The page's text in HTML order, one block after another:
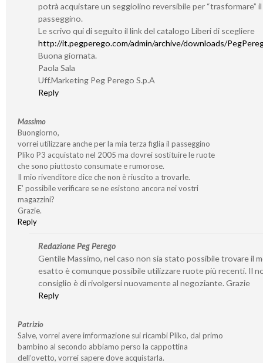
potrà acquistare un seggiolino reversibile per “trasformare”
passeggino.
Le scrivo qui di seguito il link del catalogo Liberi di scegliere
http://it.pegperego.com/admin/archive/downloads/
Buona giornata.
Paola Sala
Uff.Marketing Peg Perego S.p.A
Reply
Massimo
Buongiorno,
vorrei utilizzare anche per la mia terza figlia il passeggino
Pliko P3 acquistato nel 2005 ma dovrei sostituire le ruote
che sono piuttosto consumate e rumorose.
Il mio rivenditore dice che non è riuscito a trovarle.
E’ possibile verificare se ne esistono ancora nei vostri
magazzini?
Grazie.
Reply
Redazione Peg Perego
Gentile Massimo, nel caso non sia stato possibile trovare il
esatto è comunque possibile utilizzare ruote più recenti. Il
consiglio è di rivolgersi nuovamente al negoziante. Grazie
Reply
Patrizio
Salve, vorrei avere imformazione sui ricambi Pliko, dal primo
bambino al secondo abbiamo perso la cappottina
dell’ovetto, vorrei sapere dove acquistarla.